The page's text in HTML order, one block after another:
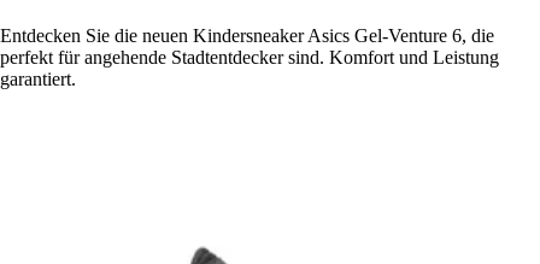
Entdecken Sie die neuen Kindersneaker Asics Gel-Venture 6, die
perfekt für angehende Stadtentdecker sind. Komfort und Leistung
garantiert.